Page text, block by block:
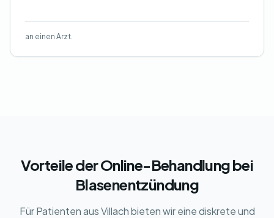
an einen Arzt.
Vorteile der Online-Behandlung bei
Blasenentzündung
Für Patienten aus Villach bieten wir eine diskrete und